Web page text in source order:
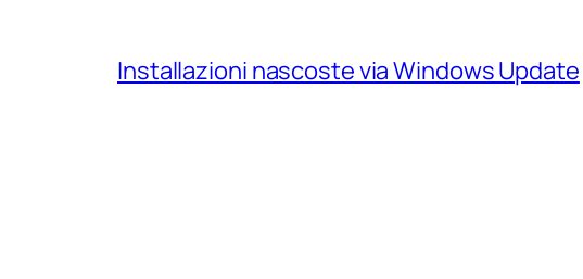
Installazioni nascoste via Windows Update